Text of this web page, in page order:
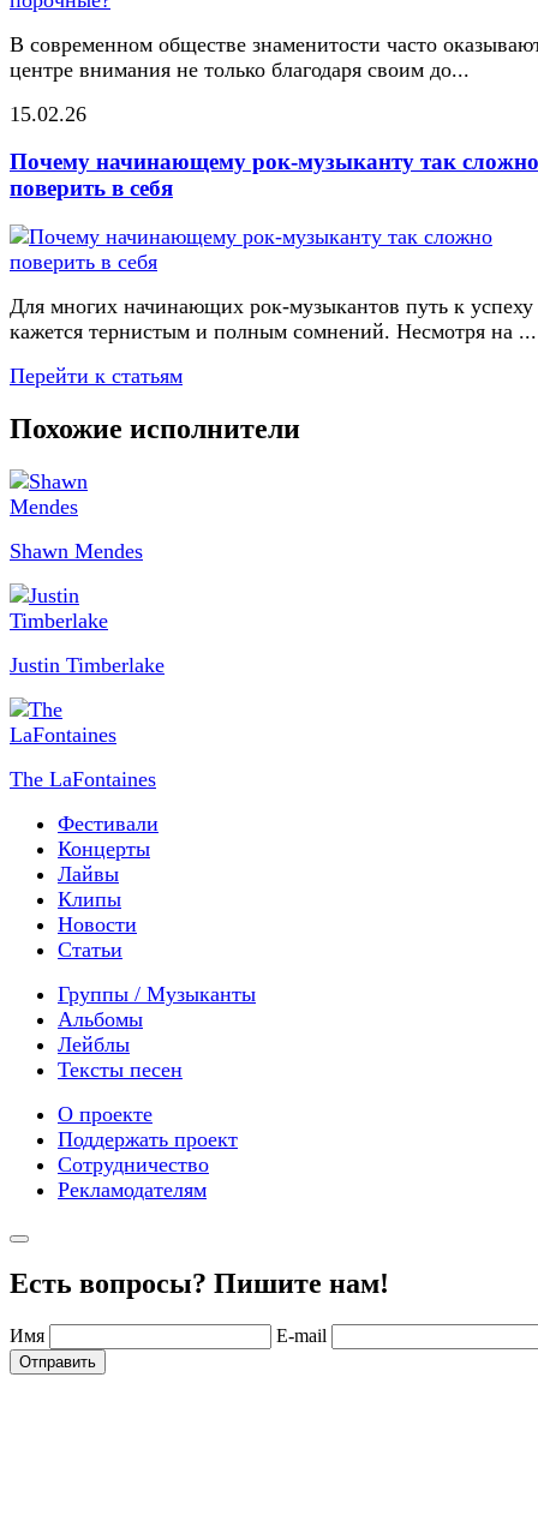
В современном обществе знаменитости часто
центре внимания не только благодаря своим до...
15.02.26
Почему начинающему рок-музыканту так сложно
поверить в себя
Для многих начинающих рок-музыкантов путь к успеху
кажется тернистым и полным сомнений. Несмотря на ...
Перейти к статьям
Похожие исполнители
Shawn Mendes
Justin Timberlake
The LaFontaines
Фестивали
Концерты
Лайвы
Клипы
Новости
Статьи
Группы / Музыканты
Альбомы
Лейблы
Тексты песен
О проекте
Поддержать проект
Сотрудничество
Рекламодателям
Есть вопросы? Пишите нам!
Имя E-mail